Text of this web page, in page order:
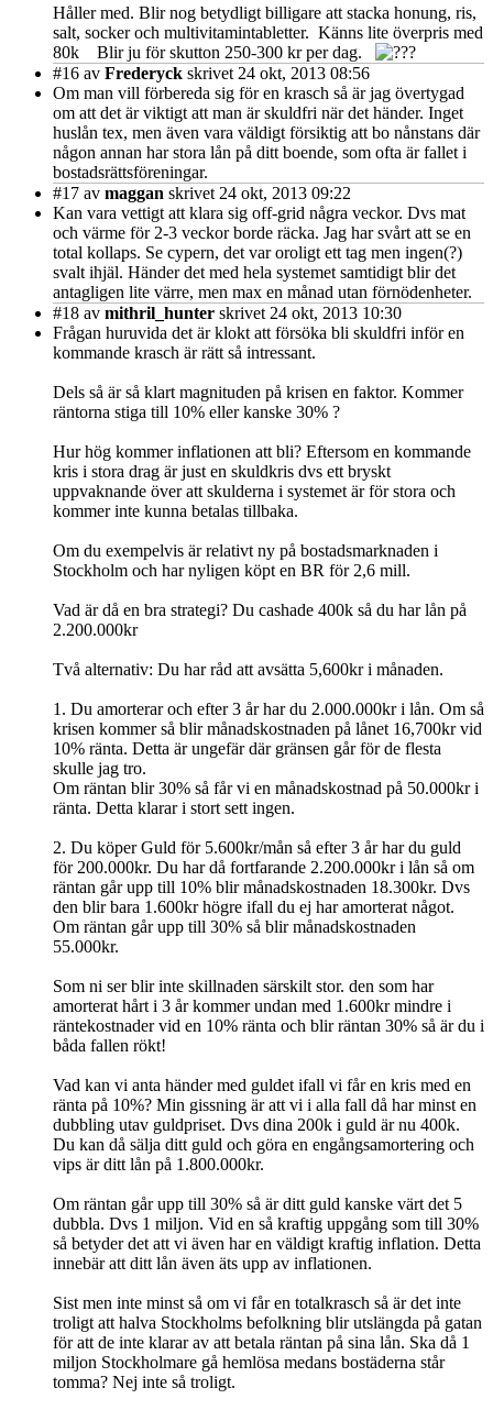
Håller med. Blir nog betydligt billigare att stacka honung, ris,
salt, socker och multivitamintabletter. Känns lite överpris med
80k Blir ju för skutton 250-300 kr per dag.
#16 av Frederyck skrivet 24 okt, 2013 08:56
Om man vill förbereda sig för en krasch så är jag övertygad
om att det är viktigt att man är skuldfri när det händer. Inget
huslån tex, men även vara väldigt försiktig att bo nånstans där
någon annan har stora lån på ditt boende, som ofta är fallet i
bostadsrättsföreningar.
#17 av maggan skrivet 24 okt, 2013 09:22
Kan vara vettigt att klara sig off-grid några veckor. Dvs mat
och värme för 2-3 veckor borde räcka. Jag har svårt att se en
total kollaps. Se cypern, det var oroligt ett tag men ingen(?)
svalt ihjäl. Händer det med hela systemet samtidigt blir det
antagligen lite värre, men max en månad utan förnödenheter.
#18 av mithril_hunter skrivet 24 okt, 2013 10:30
Frågan huruvida det är klokt att försöka bli skuldfri inför en
kommande krasch är rätt så intressant.
Dels så är så klart magnituden på krisen en faktor. Kommer
räntorna stiga till 10% eller kanske 30% ?
Hur hög kommer inflationen att bli? Eftersom en kommande
kris i stora drag är just en skuldkris dvs ett bryskt
uppvaknande över att skulderna i systemet är för stora och
kommer inte kunna betalas tillbaka.
Om du exempelvis är relativt ny på bostadsmarknaden i
Stockholm och har nyligen köpt en BR för 2,6 mill.
Vad är då en bra strategi? Du cashade 400k så du har lån på
2.200.000kr
Två alternativ: Du har råd att avsätta 5,600kr i månaden.
1. Du amorterar och efter 3 år har du 2.000.000kr i lån. Om så
krisen kommer så blir månadskostnaden på lånet 16,700kr vid
10% ränta. Detta är ungefär där gränsen går för de flesta
skulle jag tro.
Om räntan blir 30% så får vi en månadskostnad på 50.000kr i
ränta. Detta klarar i stort sett ingen.
2. Du köper Guld för 5.600kr/mån så efter 3 år har du guld
för 200.000kr. Du har då fortfarande 2.200.000kr i lån så om
räntan går upp till 10% blir månadskostnaden 18.300kr. Dvs
den blir bara 1.600kr högre ifall du ej har amorterat något.
Om räntan går upp till 30% så blir månadskostnaden
55.000kr.
Som ni ser blir inte skillnaden särskilt stor. den som har
amorterat hårt i 3 år kommer undan med 1.600kr mindre i
räntekostnader vid en 10% ränta och blir räntan 30% så är du i
båda fallen rökt!
Vad kan vi anta händer med guldet ifall vi får en kris med en
ränta på 10%? Min gissning är att vi i alla fall då har minst en
dubbling utav guldpriset. Dvs dina 200k i guld är nu 400k.
Du kan då sälja ditt guld och göra en engångsamortering och
vips är ditt lån på 1.800.000kr.
Om räntan går upp till 30% så är ditt guld kanske värt det 5
dubbla. Dvs 1 miljon. Vid en så kraftig uppgång som till 30%
så betyder det att vi även har en väldigt kraftig inflation. Detta
innebär att ditt lån även äts upp av inflationen.
Sist men inte minst så om vi får en totalkrasch så är det inte
troligt att halva Stockholms befolkning blir utslängda på gatan
för att de inte klarar av att betala räntan på sina lån. Ska då 1
miljon Stockholmare gå hemlösa medans bostäderna står
tomma? Nej inte så troligt.